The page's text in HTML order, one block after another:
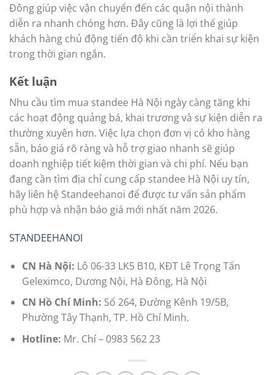
Đông giúp việc vận chuyển đến các quận nội thành
diễn ra nhanh chóng hơn. Đây cũng là lợi thế giúp
khách hàng chủ động tiến độ khi cần triển khai sự kiện
trong thời gian ngắn.
Kết luận
Nhu cầu tìm mua standee Hà Nội ngày càng tăng khi
các hoạt động quảng bá, khai trương và sự kiện diễn ra
thường xuyên hơn. Việc lựa chọn đơn vị có kho hàng
sẵn, báo giá rõ ràng và hỗ trợ giao nhanh sẽ giúp
doanh nghiệp tiết kiệm thời gian và chi phí. Nếu bạn
đang cần tìm địa chỉ cung cấp standee Hà Nội uy tín,
hãy liên hệ Standeehanoi để được tư vấn sản phẩm
phù hợp và nhận báo giá mới nhất năm 2026.
STANDEEHANOI
CN Hà Nội: Lô 06-33 LK5 B10, KĐT Lê Trọng Tấn
Geleximco, Dương Nội, Hà Đông, Hà Nội
CN Hồ Chí Minh: Số 264, Đường Kênh 19/5B,
Phường Tây Thạnh, TP. Hồ Chí Minh.
Hotline: Mr. Chí – 0983 562 23